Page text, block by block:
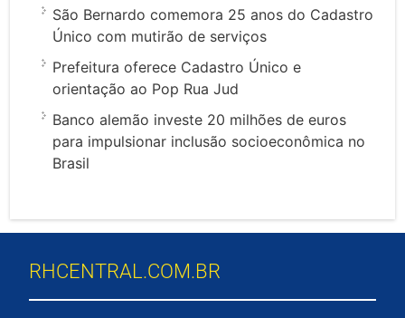
São Bernardo comemora 25 anos do Cadastro
Único com mutirão de serviços
Prefeitura oferece Cadastro Único e
orientação ao Pop Rua Jud
Banco alemão investe 20 milhões de euros
para impulsionar inclusão socioeconômica no
Brasil
RHCENTRAL.COM.BR